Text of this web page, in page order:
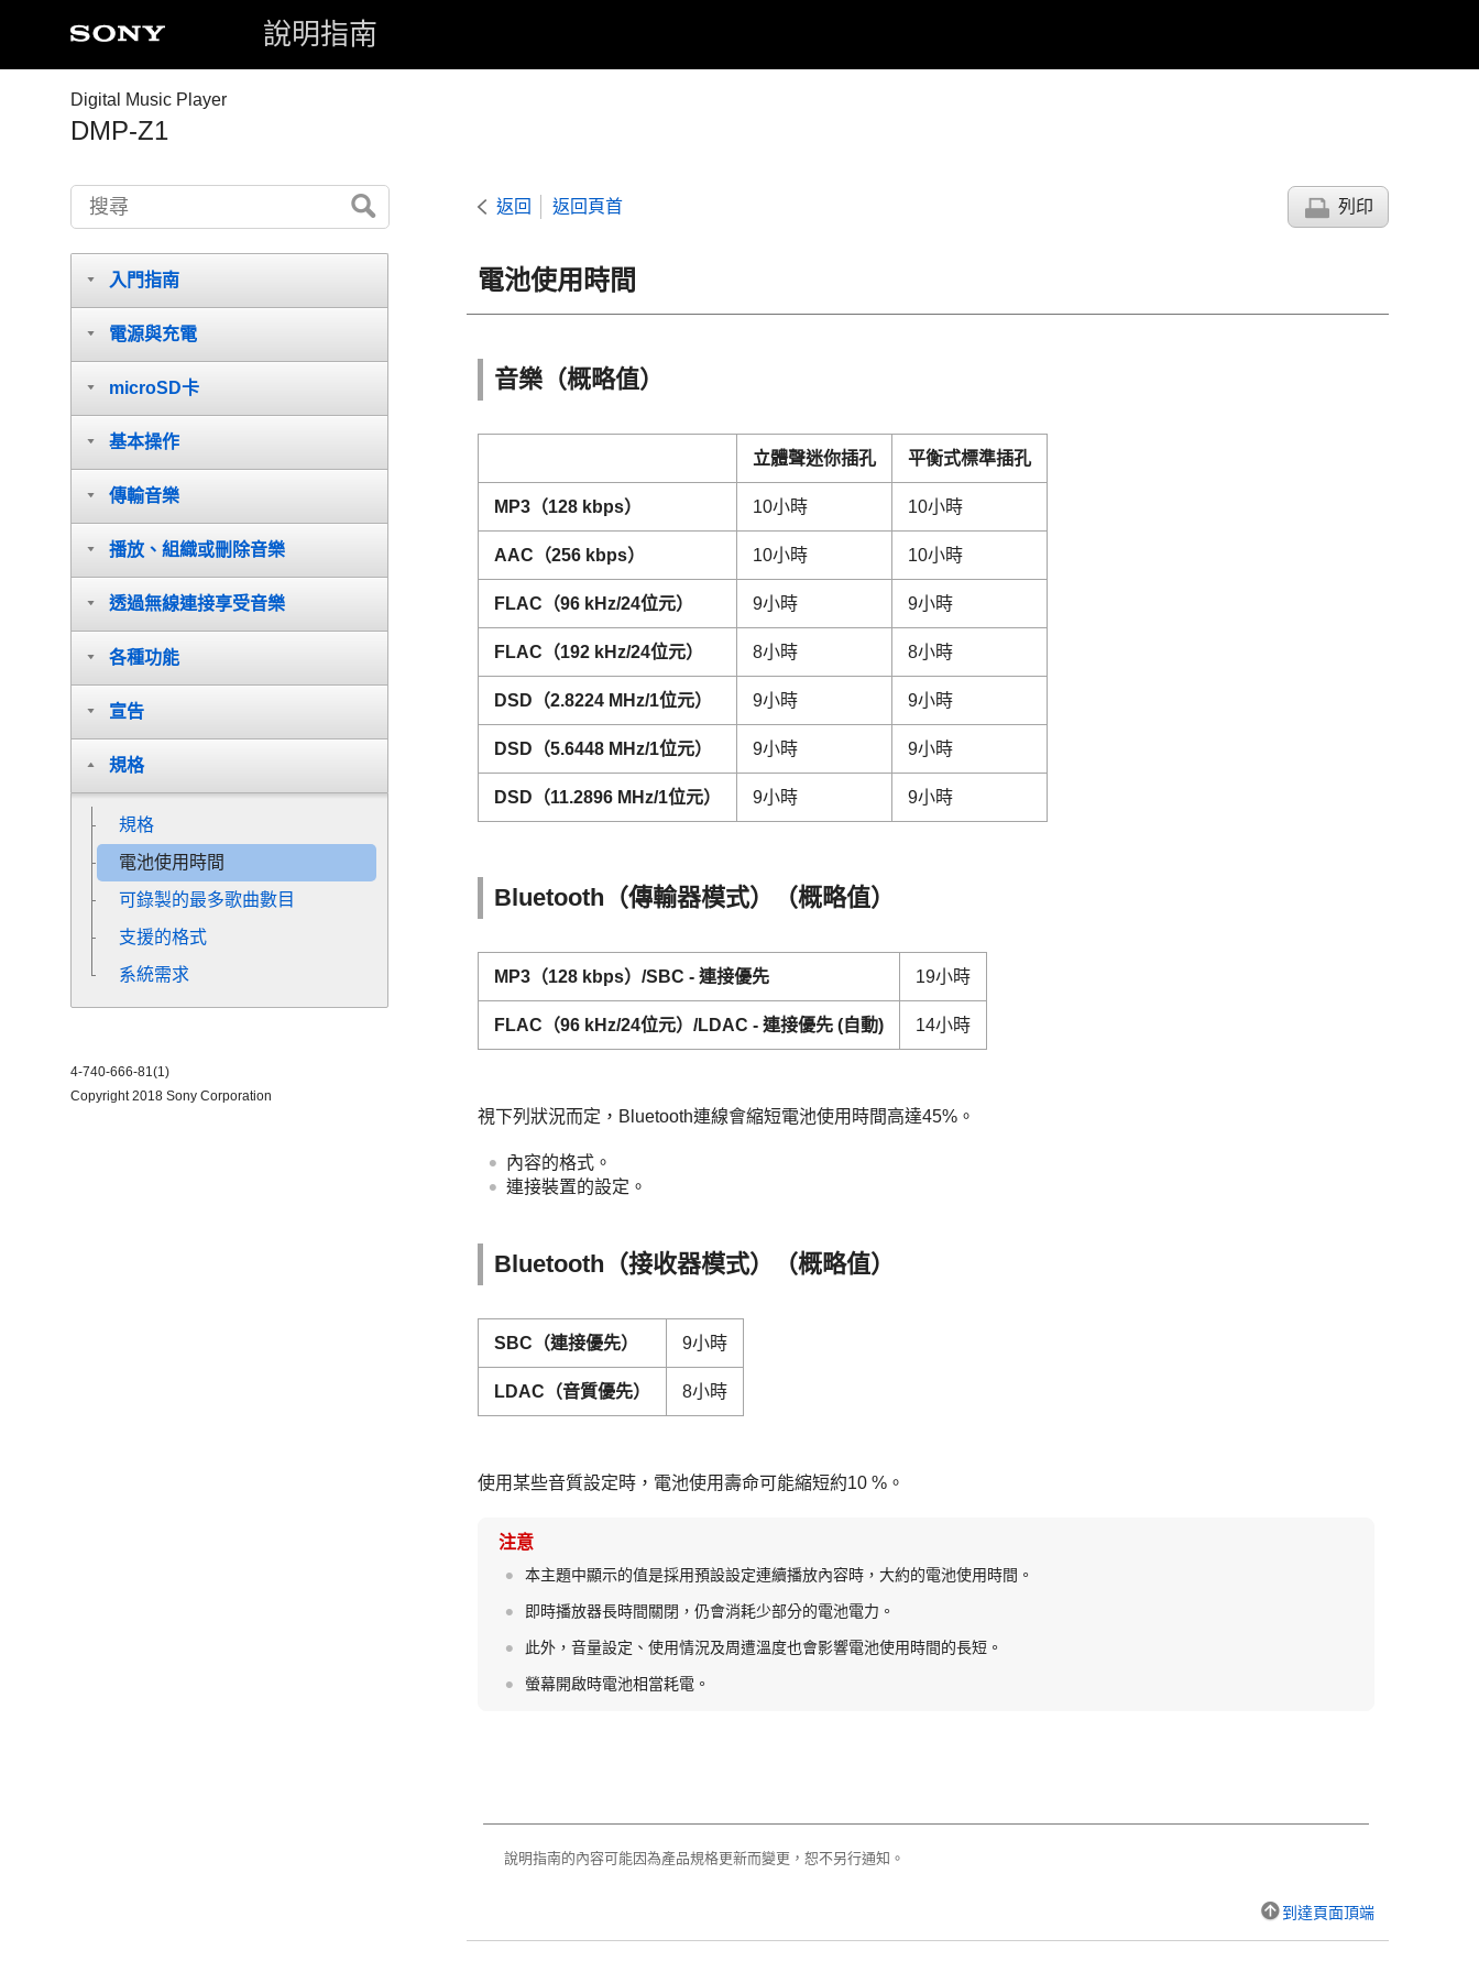
說明指南
Digital Music Player
DMP-Z1
返回 返回頁首 列印
電池使用時間
音樂（概略值）
立體聲迷你插孔 平衡式標準插孔
MP3（128 kbps） 10小時 10小時
AAC（256 kbps） 10小時 10小時
FLAC（96 kHz/24位元） 9小時 9小時
FLAC（192 kHz/24位元） 8小時 8小時
DSD（2.8224 MHz/1位元） 9小時 9小時
DSD（5.6448 MHz/1位元） 9小時 9小時
DSD（11.2896 MHz/1位元） 9小時 9小時
Bluetooth（傳輸器模式）（概略值）
MP3（128 kbps）/SBC - 連接優先 19小時
FLAC（96 kHz/24位元）/LDAC - 連接優先 (自動) 14小時
視下列狀況而定，Bluetooth連線會縮短電池使用時間高達45%。
內容的格式。
連接裝置的設定。
Bluetooth（接收器模式）（概略值）
SBC（連接優先） 9小時
LDAC（音質優先） 8小時
使用某些音質設定時，電池使用壽命可能縮短約10 %。
注意
本主題中顯示的值是採用預設設定連續播放內容時，大約的電池使用時間。
即時播放器長時間關閉，仍會消耗少部分的電池電力。
此外，音量設定、使用情況及周遭溫度也會影響電池使用時間的長短。
螢幕開啟時電池相當耗電。
說明指南的內容可能因為產品規格更新而變更，恕不另行通知。
到達頁面頂端
入門指南
電源與充電
microSD卡
基本操作
傳輸音樂
播放、組織或刪除音樂
透過無線連接享受音樂
各種功能
宣告
規格
規格
電池使用時間
可錄製的最多歌曲數目
支援的格式
系統需求
4-740-666-81(1)
Copyright 2018 Sony Corporation